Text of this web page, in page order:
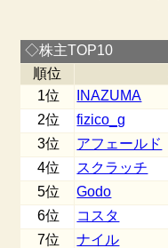
◇株主TOP10
順位
1位
INAZUMA
2位
fizico_g
3位
アフェールド
4位
スクラッチ
5位
Godo
6位
コスタ
7位
ナイル